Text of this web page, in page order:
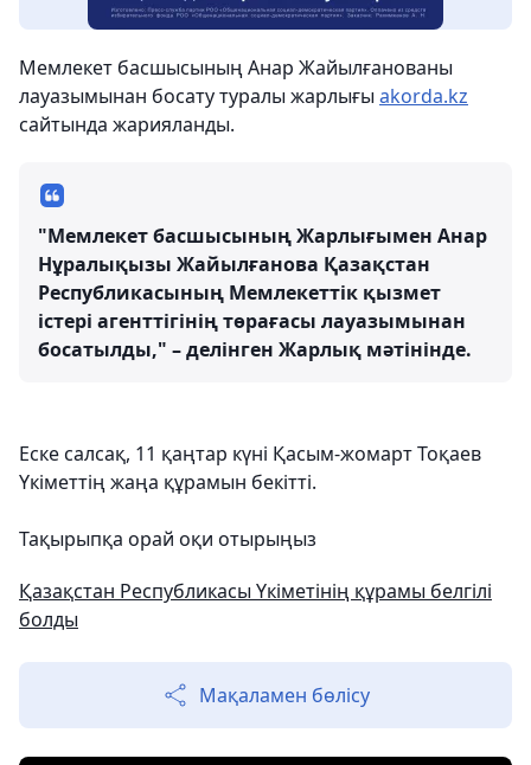
Мемлекет басшысының Анар Жайылғанованы
лауазымынан босату туралы жарлығы akorda.kz
сайтында жарияланды.
"Мемлекет басшысының Жарлығымен Анар
Нұралықызы Жайылғанова Қазақстан
Республикасының Мемлекеттік қызмет
істері агенттігінің төрағасы лауазымынан
босатылды," – делінген Жарлық мәтінінде.
Еске салсақ, 11 қаңтар күні Қасым-жомарт Тоқаев
Үкіметтің жаңа құрамын бекітті.
Тақырыпқа орай оқи отырыңыз
Қазақстан Республикасы Үкіметінің құрамы белгілі
болды
Мақаламен бөлісу